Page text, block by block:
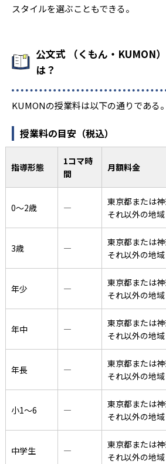
スタイルを選ぶこともできる。
公文式 （くもん・KUMON
は？
KUMONの授業料は以下の通りである。
授業料の目安（税込）
指導形態
1コマ時
間
月額料金
0〜2歳 ―
東京都または
それ以外の地
3歳 ―
東京都または
それ以外の地
年少 ―
東京都または
それ以外の地
年中 ―
東京都または
それ以外の地
年長 ―
東京都または
それ以外の地
小1〜6 ―
東京都または
それ以外の地
中学生 ―
東京都または
それ以外の地